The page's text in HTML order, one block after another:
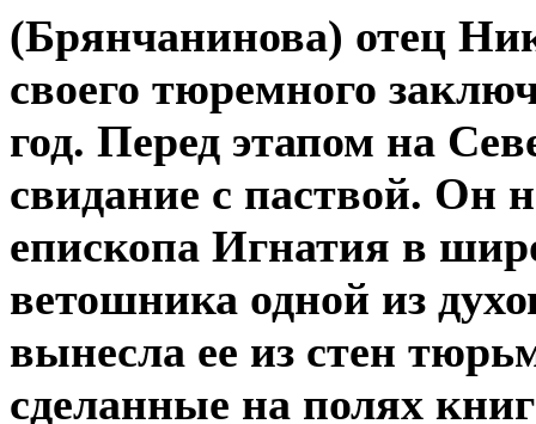
(Брянчанинова) отец
своего тюремного
год. Перед этапом на
свидание с паствой. Он
епископа Игнатия в
ветошника одной из
вынесла ее из стен
сделанные на полях